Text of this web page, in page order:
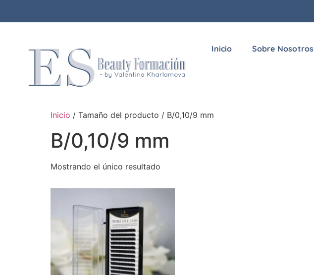
Inicio Sobre Nosotros
Inicio / Tamaño del producto / B/0,10/9 mm
B/0,10/9 mm
Mostrando el único resultado